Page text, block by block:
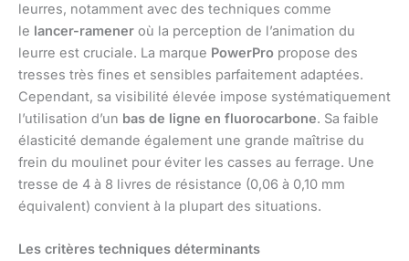
leurres, notamment avec des techniques comme
le lancer-ramener où la perception de l’animation du
leurre est cruciale. La marque PowerPro propose des
tresses très fines et sensibles parfaitement adaptées.
Cependant, sa visibilité élevée impose systématiquement
l’utilisation d’un bas de ligne en fluorocarbone. Sa faible
élasticité demande également une grande maîtrise du
frein du moulinet pour éviter les casses au ferrage. Une
tresse de 4 à 8 livres de résistance (0,06 à 0,10 mm
équivalent) convient à la plupart des situations.
Les critères techniques déterminants